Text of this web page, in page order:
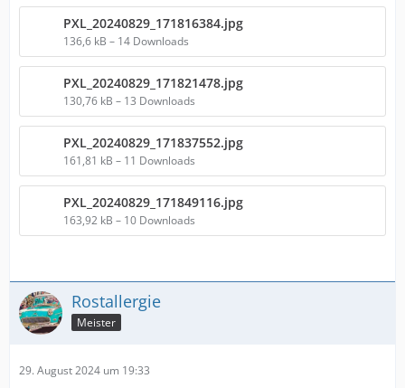
PXL_20240829_171816384.jpg
136,6 kB – 14 Downloads
PXL_20240829_171821478.jpg
130,76 kB – 13 Downloads
PXL_20240829_171837552.jpg
161,81 kB – 11 Downloads
PXL_20240829_171849116.jpg
163,92 kB – 10 Downloads
Rostallergie
Meister
29. August 2024 um 19:33